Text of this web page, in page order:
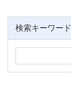
検索キーワード